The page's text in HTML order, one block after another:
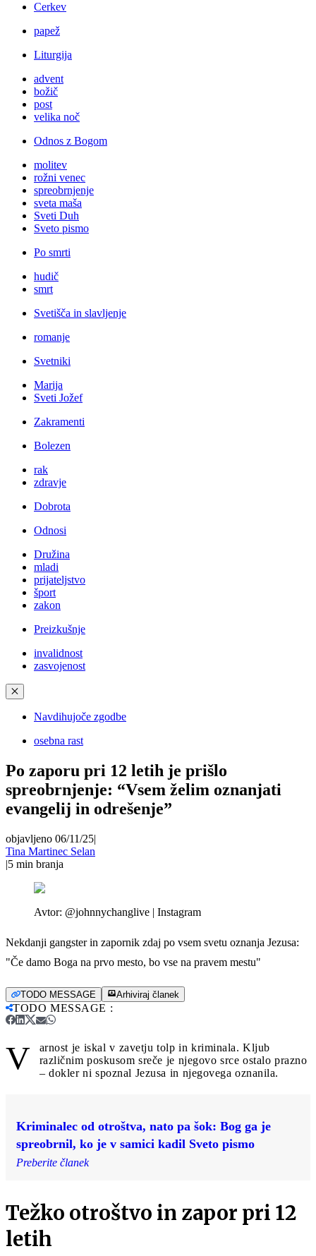
Cerkev
papež
Liturgija
advent
božič
post
velika noč
Odnos z Bogom
molitev
rožni venec
spreobrnjenje
sveta maša
Sveti Duh
Sveto pismo
Po smrti
hudič
smrt
Svetišča in slavljenje
romanje
Svetniki
Marija
Sveti Jožef
Zakramenti
Bolezen
rak
zdravje
Dobrota
Odnosi
Družina
mladi
prijateljstvo
šport
zakon
Preizkušnje
invalidnost
zasvojenost
✕
Navdihujoče zgodbe
osebna rast
Po zaporu pri 12 letih je prišlo
spreobrnjenje: “Vsem želim oznanjati
evangelij in odrešenje”
objavljeno 06/11/25|
Tina Martinec Selan
|5 min branja
Avtor: @johnnychanglive | Instagram
Nekdanji gangster in zapornik zdaj po vsem svetu oznanja Jezusa:
"Če damo Boga na prvo mesto, bo vse na pravem mestu"
TODO MESSAGE Arhiviraj članek
TODO MESSAGE :
V
arnost je iskal v zavetju tolp in kriminala. Kljub
različnim poskusom sreče je njegovo srce ostalo prazno
– dokler ni spoznal Jezusa in njegovega oznanila.
Kriminalec od otroštva, nato pa šok: Bog ga je
spreobrnil, ko je v samici kadil Sveto pismo
Preberite članek
Težko otroštvo in zapor pri 12
letih